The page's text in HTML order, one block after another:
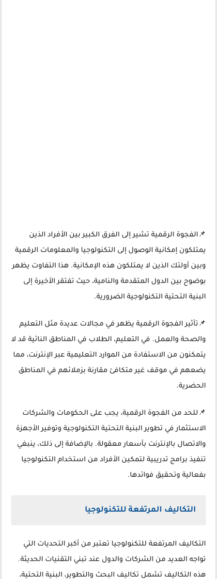
📌الفجوة الرقمية تشير إلى الفرق الكبير بين الأفراد الذين
يمتلكون إمكانية الوصول إلى التكنولوجيا والمعلومات الرقمية
وبين أولئك الذين لا يمتلكون هذه الإمكانية. هذا التفاوت يظهر
بوضوح بين الدول المتقدمة والنامية، حيث تفتقر الأخيرة إلى
البنية التحتية التكنولوجية الضرورية.
📌تأثير الفجوة الرقمية يظهر في مجالات عديدة مثل التعليم
والصحة والعمل. في التعليم، الطلاب في المناطق النائية قد لا
يتمكنون من الاستفادة من الموارد التعليمية عبر الإنترنت، مما
يضعهم في موقف غير متكافئ مقارنة بزملائهم في المناطق
الحضرية.
📌للحد من الفجوة الرقمية، يجب على الحكومات والشركات
الاستثمار في تطوير البنية التحتية التكنولوجية وتوفير الأجهزة
والاتصال بالإنترنت بأسعار معقولة. بالإضافة إلى ذلك، ينبغي
تنفيذ برامج تدريبية لتمكين الأفراد من استخدام التكنولوجيا
بفعالية وتحقيق فوائدها.
التكاليف المرتفعة للتكنولوجيا
التكاليف المرتفعة للتكنولوجيا تعتبر من أكبر التحديات التي
تواجه العديد من الشركات والدول عند تبني التقنيات الحديثة.
هذه التكاليف تشمل تكاليف البحث والتطوير، البنية التحتية،